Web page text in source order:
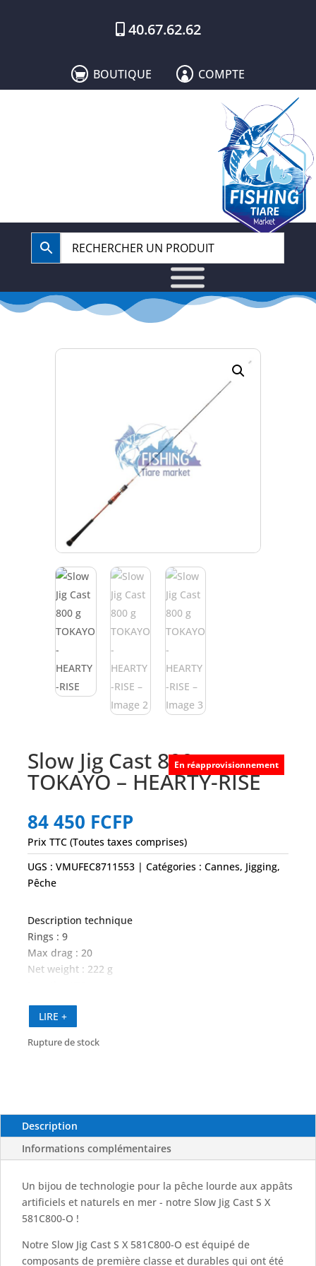
40.67.62.62
 BOUTIQUE  COMPTE
Slow Jig Cast 800 g
TOKAYO – HEARTY-RISE
84 450 FCFP
En réapprovisionnement
Prix TTC (Toutes taxes comprises)
UGS :VMUFEC8711553 Catégories :Cannes, Jigging,
Pêche
Description technique
Rings : 9
Max drag : 20
Net weight : 222 g
Pieces : 1
Casting weight : max. 800 g
LIRE +
Rupture de stock
Description
Informations complémentaires
Un bijou de technologie pour la pêche lourde aux appâts
artificiels et naturels en mer - notre Slow Jig Cast S X
581C800-O !
Notre Slow Jig Cast S X 581C800-O est équipé de
composants de première classe et durables qui ont été